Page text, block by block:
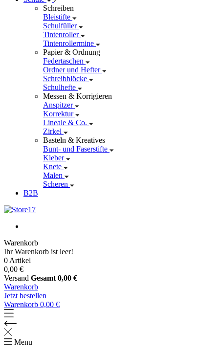
Schreiben
Bleistifte
Schulfüller
Tintenroller
Tintenrollermine
Papier & Ordnung
Federtaschen
Ordner und Hefter
Schreibblöcke
Schulhefte
Messen & Korrigieren
Anspitzer
Korrektur
Lineale & Co.
Zirkel
Basteln & Kreatives
Bunt- und Faserstifte
Kleber
Knete
Malen
Scheren
B2B
Warenkorb
Ihr Warenkorb ist leer!
0 Artikel
0,00 €
Versand Gesamt 0,00 €
Warenkorb
Jetzt bestellen
Warenkorb 0,00 €
Menu